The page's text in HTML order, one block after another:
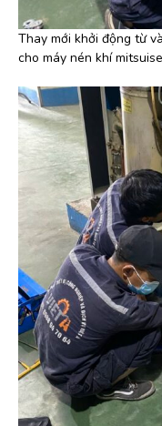
Thay mới khởi động từ
cho máy nén khí